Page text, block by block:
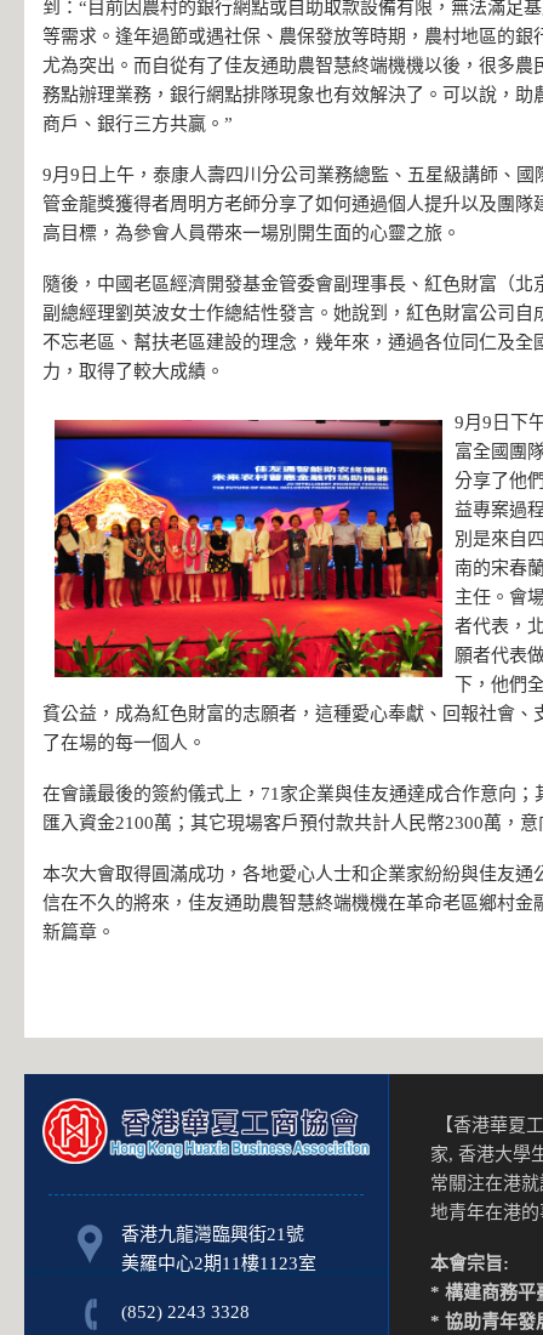
到：“目前因農村的銀行網點或自助取款設備有限，無法滿足
等需求。逢年過節或遇社保、農保發放等時期，農村地區的銀
尤為突出。而自從有了佳友通助農智慧終端機機以後，很多農
務點辦理業務，銀行網點排隊現象也有效解決了。可以說，助
商戶、銀行三方共贏。”
9月9日上午，泰康人壽四川分公司業務總監、五星級講師、
管金龍獎獲得者周明方老師分享了如何通過個人提升以及團隊
高目標，為參會人員帶來一場別開生面的心靈之旅。
隨後，中國老區經濟開發基金管委會副理事長、紅色財富（北
副總經理劉英波女士作總結性發言。她說到，紅色財富公司自
不忘老區、幫扶老區建設的理念，幾年來，通過各位同仁及全
力，取得了較大成績。
9月9日下
富全國團
分享了他
益專案過
別是來自
南的宋春
主任。會
者代表，
願者代表
下，他們
貧公益，成為紅色財富的志願者，這種愛心奉獻、回報社會、
了在場的每一個人。
在會議最後的簽約儀式上，71家企業與佳友通達成合作意向；
匯入資金2100萬；其它現場客戶預付款共計人民幣2300萬，
本次大會取得圓滿成功，各地愛心人士和企業家紛紛與佳友通
信在不久的將來，佳友通助農智慧終端機機在革命老區鄉村金
新篇章。
香港九龍灣臨興街21號
美羅中心2期11樓1123室
(852) 2243 3328
【香港華夏
家, 香港大學
常關注在港
地青年在港
本會宗旨:
* 構建商務平
* 協助青年發